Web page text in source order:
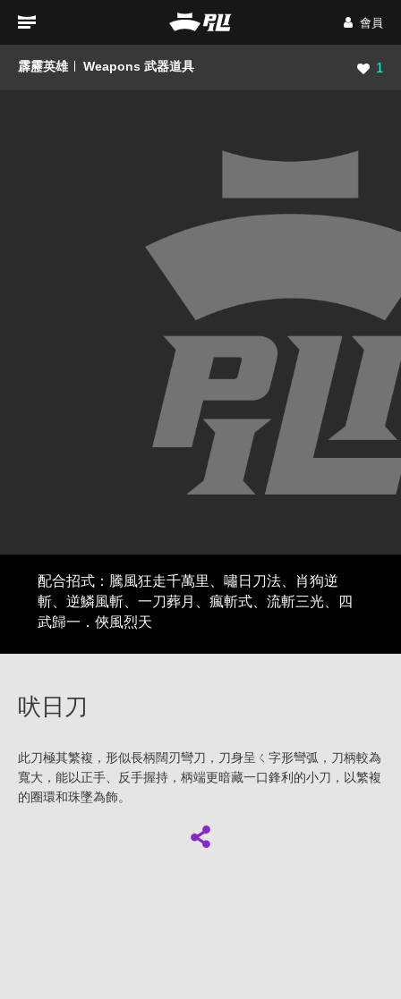
會員
霹靂英雄 Weapons 武器道具 瀏覽
1
配合招式：騰風狂走千萬里、嘯日刀法、肖狗逆
斬、逆鱗風斬、一刀葬月、瘋斬式、流斬三光、四
武歸一．俠風烈天
吠日刀
此刀極其繁複，形似長柄闊刃彎刀，刀身呈ㄑ字形彎弧，刀柄較為
寬大，能以正手、反手握持，柄端更暗藏一口鋒利的小刀，以繁複
的圈環和珠墜為飾。